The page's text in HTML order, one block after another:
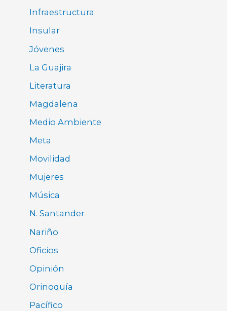
Infraestructura
Insular
Jóvenes
La Guajira
Literatura
Magdalena
Medio Ambiente
Meta
Movilidad
Mujeres
Música
N. Santander
Nariño
Oficios
Opinión
Orinoquía
Pacífico